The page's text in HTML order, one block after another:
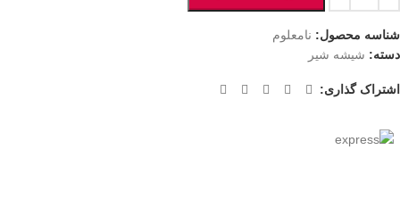
شناسه محصول: نامعلوم
دسته: شیشه شیر
اشتراک گذاری: